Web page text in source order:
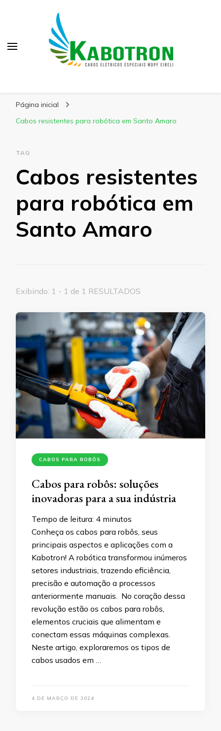
Página inicial
Cabos resistentes para robótica em Santo Amaro
TAG
Cabos resistentes
para robótica em
Santo Amaro
Exibindo: 1 - 1 de 1 RESULTADOS
CABOS PARA ROBÔS
Cabos para robôs: soluções
inovadoras para a sua indústria
Tempo de leitura: 4 minutos
Conheça os cabos para robôs, seus
principais aspectos e aplicações com a
Kabotron! A robótica transformou inúmeros
setores industriais, trazendo eficiência,
precisão e automação a processos
anteriormente manuais. No coração dessa
revolução estão os cabos para robôs,
elementos cruciais que alimentam e
conectam essas máquinas complexas.
Neste artigo, exploraremos os tipos de
cabos usados em …
4 DE MARÇO DE 2024